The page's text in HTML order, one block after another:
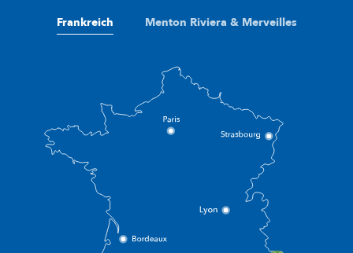
Frankreich Menton Riviera & Merveilles